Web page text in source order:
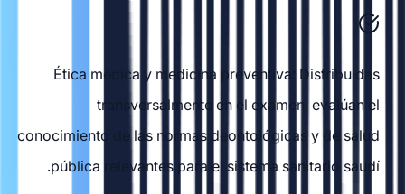
Ética médica y medicina preventiva: Distribuidas
transversalmente en el examen, evalúan el
conocimiento de las normas deontológicas y de salud
pública relevantes para el sistema sanitario saudí.